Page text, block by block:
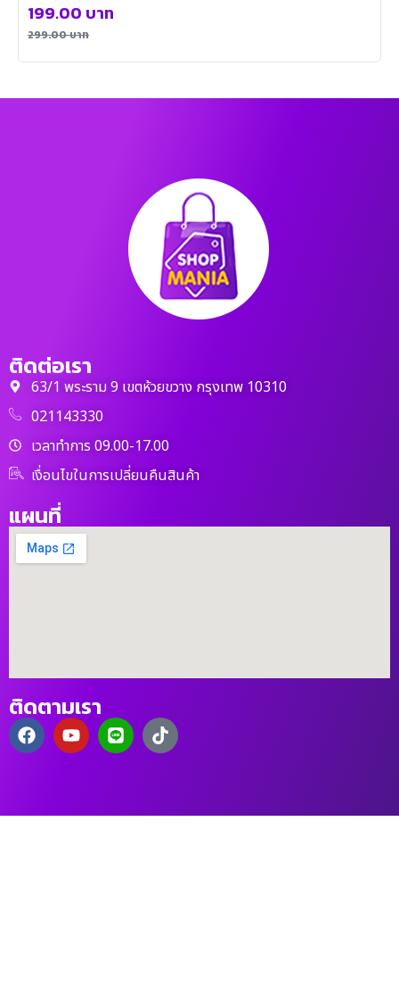
299.00บาท
199.00 บาท
ติดต่อเรา
63/1 พระราม 9 เขตห้วยขวาง กรุงเทพ 10310
021143330
เวลาทำการ 09.00-17.00
เงื่อนไขในการเปลี่ยนคืนสินค้า
แผนที่
ติดตามเรา